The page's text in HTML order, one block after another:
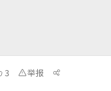
3 举报